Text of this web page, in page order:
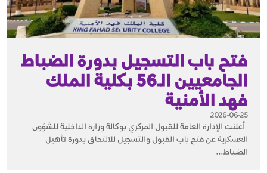
فتح باب التسجيل بدورة الضباط
الجامعيين الـ56 بكلية الملك
فهد الأمنية
2026-06-25
أعلنت الإدارة العامة للقبول المركزي بوكالة وزارة الداخلية للشؤون
العسكرية عن فتح باب القبول والتسجيل للالتحاق بدورة تأهيل
الضباط...